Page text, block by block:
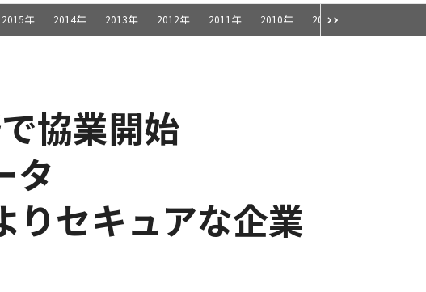
2015年 2014年 2013年 2012年 2011年 2010年 2009年
協業開始
タ
りセキュアな企業